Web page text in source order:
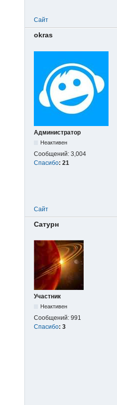
Сайт
okras
Администратор
Неактивен
Сообщений: 3,004
Спасибо: 21
Сайт
Сатурн
Участник
Неактивен
Сообщений: 991
Спасибо: 3